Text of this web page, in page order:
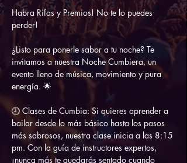
Habra Rifas y Premios! No te lo puedes
perder!
¿Listo para ponerle sabor a tu noche? Te
invitamos a nuestra Noche Cumbiera, un
evento lleno de música, movimiento y pura
energía. 🌟
🕗 Clases de Cumbia: Si quieres aprender a
bailar desde lo más básico hasta los pasos
más sabrosos, nuestra clase inicia a las 8:15
pm. Con la guía de instructores expertos,
¡nunca más te quedarás sentado cuando